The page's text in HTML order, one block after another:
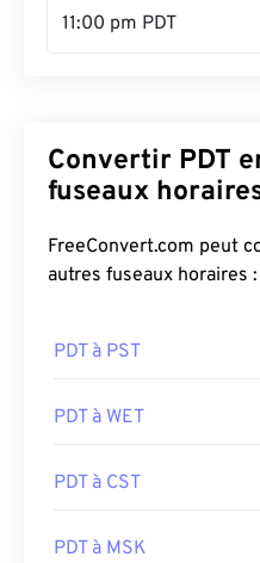
11:00 pm PDT
Convertir PDT
fuseaux
FreeConvert.com peut
autres fuseaux horaires :
PDT à PST
PDT à WET
PDT à CST
PDT à MSK